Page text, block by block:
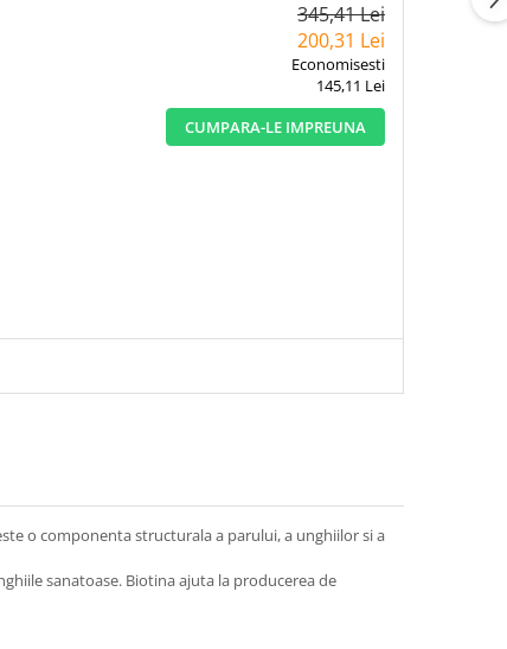
345,41 Lei
200,31 Lei
Economisesti
145,11 Lei
CUMPARA-LE IMPREUNA
o componenta structurala a parului, a unghiilor si a
sanatoase. Biotina ajuta la producerea de